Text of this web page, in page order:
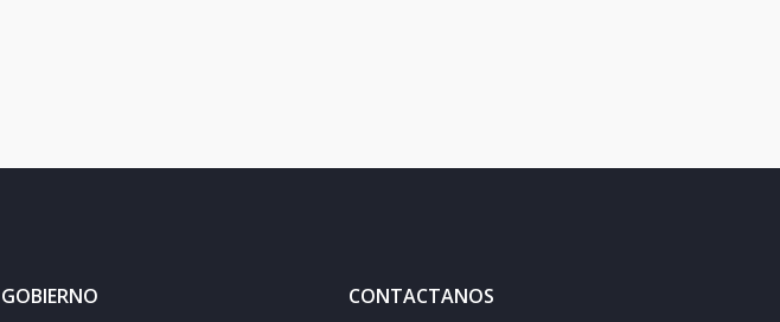
GOBIERNO CONTACTANOS